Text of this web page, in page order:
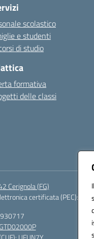
scolastico
e studenti
di studio
formativa
delle classi
Cerignola (FG)
certificata (PEC):